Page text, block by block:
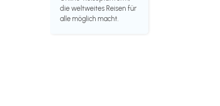
die weltweites Reisen für
alle möglich macht.